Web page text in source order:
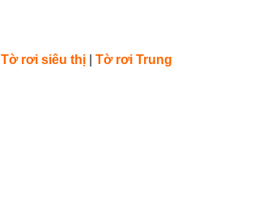
Tờ rơi siêu thị
Tờ rơi Trung